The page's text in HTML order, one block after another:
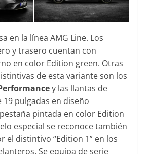
en la línea AMG Line. Los
y trasero cuentan con
en color Edition green. Otras
de esta variante son los
y las llantas de
19 pulgadas en diseño
pintada en color Edition
especial se reconoce también
el distintivo “Edition 1” en los
Se equipa de serie